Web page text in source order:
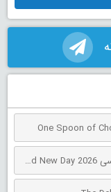
دانلود فیلم مرد عنکبوتی: روز کاملاً جدید دوبله فارسی Spider-Man: Brand New Day 2026